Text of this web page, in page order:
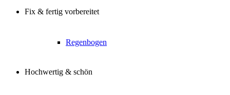
Regenbogen
Fix & fertig vorbereitet
Hochwertig & schön